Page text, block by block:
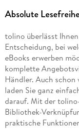
Absolute
tolino überlässt
Entscheidung, bei
eBooks erwerben
komplette
Händler. Auch schon
laden Sie ganz
darauf. Mit der
Bibliothek-
praktische